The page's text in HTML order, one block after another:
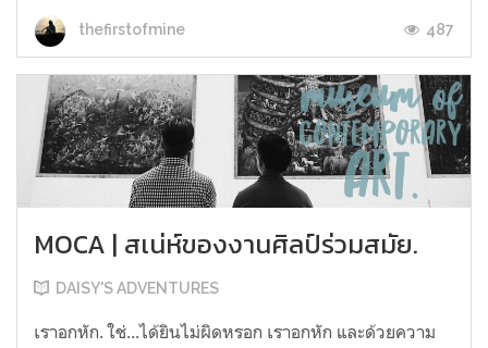
thefirstofmine 487
MOCA | สเน่ห์ของงานศิลป์ร่วมสมัย.
DAISY'S ADVENTURES
เราอกหัก. ใช่...ได้ยินไม่ผิดหรอก เราอกหัก และด้วยความ